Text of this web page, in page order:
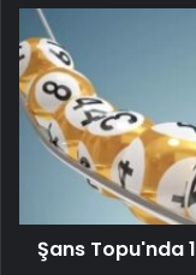
Şans Topu'nda